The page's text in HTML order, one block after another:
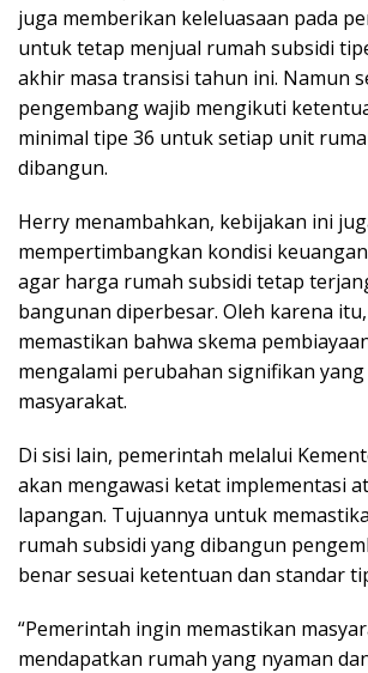
juga memberikan keleluasaan pada
untuk tetap menjual rumah subsidi
akhir masa transisi tahun ini. Namun
pengembang wajib mengikuti
minimal tipe 36 untuk setiap unit
dibangun.
Herry menambahkan, kebijakan ini
mempertimbangkan kondisi
agar harga rumah subsidi tetap
bangunan diperbesar. Oleh karena
memastikan bahwa skema
mengalami perubahan signifikan
masyarakat.
Di sisi lain, pemerintah melalui
akan mengawasi ketat implementasi
lapangan. Tujuannya untuk
rumah subsidi yang dibangun
benar sesuai ketentuan dan standar
“Pemerintah ingin memastikan
mendapatkan rumah yang nyaman